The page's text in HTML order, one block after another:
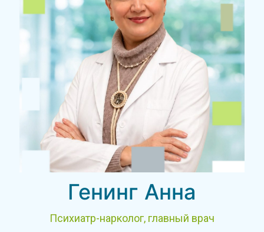
Генинг Анна
Психиатр-нарколог, главный врач